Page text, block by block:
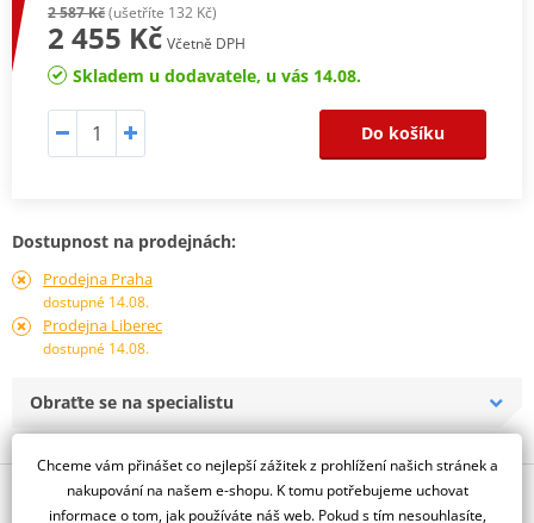
2 587 Kč(ušetříte 132 Kč)
2 455 Kč Včetně DPH
Skladem u dodavatele, u vás 14.08.
Do košíku
Dostupnost na prodejnách:
Prodejna Praha
dostupné 14.08.
Prodejna Liberec
dostupné 14.08.
Obraťte se na specialistu
Popis a parametry
Chceme vám přinášet co nejlepší zážitek z prohlížení našich stránek a
nakupování na našem e-shopu. K tomu potřebujeme uchovat
informace o tom, jak používáte náš web. Pokud s tím nesouhlasíte,